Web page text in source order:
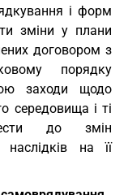
і форм
зміни у плани
договором з
порядку
заходи щодо
середовища і ті
до змін
на її